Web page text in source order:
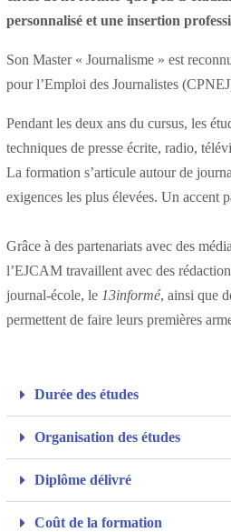
personnalisé et une insertion
Son Master « Journalisme » est
pour l’Emploi des Journalistes
Pendant les deux ans du cursus, les
techniques de presse écrite, radio,
La formation s’articule autour de
exigences les plus élevées. Un accent
Grâce à des partenariats avec des
l’EJCAM travaillent avec des
journal-école, le 13informé, ainsi que
permettent de faire leurs premières
Durée des études
Organisation des études
Diplôme délivré
Coût de la formation